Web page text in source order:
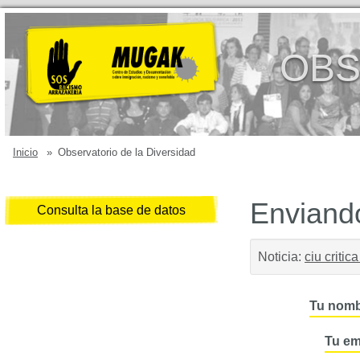
Inicio » Observatorio de la Diversidad
Consulta la base de datos
Noticia: ciu
Tu
Tu